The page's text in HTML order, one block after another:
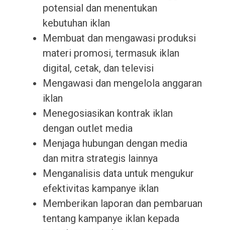
potensial dan menentukan
kebutuhan iklan
Membuat dan mengawasi produksi
materi promosi, termasuk iklan
digital, cetak, dan televisi
Mengawasi dan mengelola anggaran
iklan
Menegosiasikan kontrak iklan
dengan outlet media
Menjaga hubungan dengan media
dan mitra strategis lainnya
Menganalisis data untuk mengukur
efektivitas kampanye iklan
Memberikan laporan dan pembaruan
tentang kampanye iklan kepada